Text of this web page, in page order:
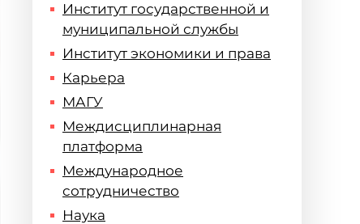
Институт государственной и
муниципальной службы
Институт экономики и права
Карьера
МАГУ
Междисциплинарная
платформа
Международное
сотрудничество
Наука